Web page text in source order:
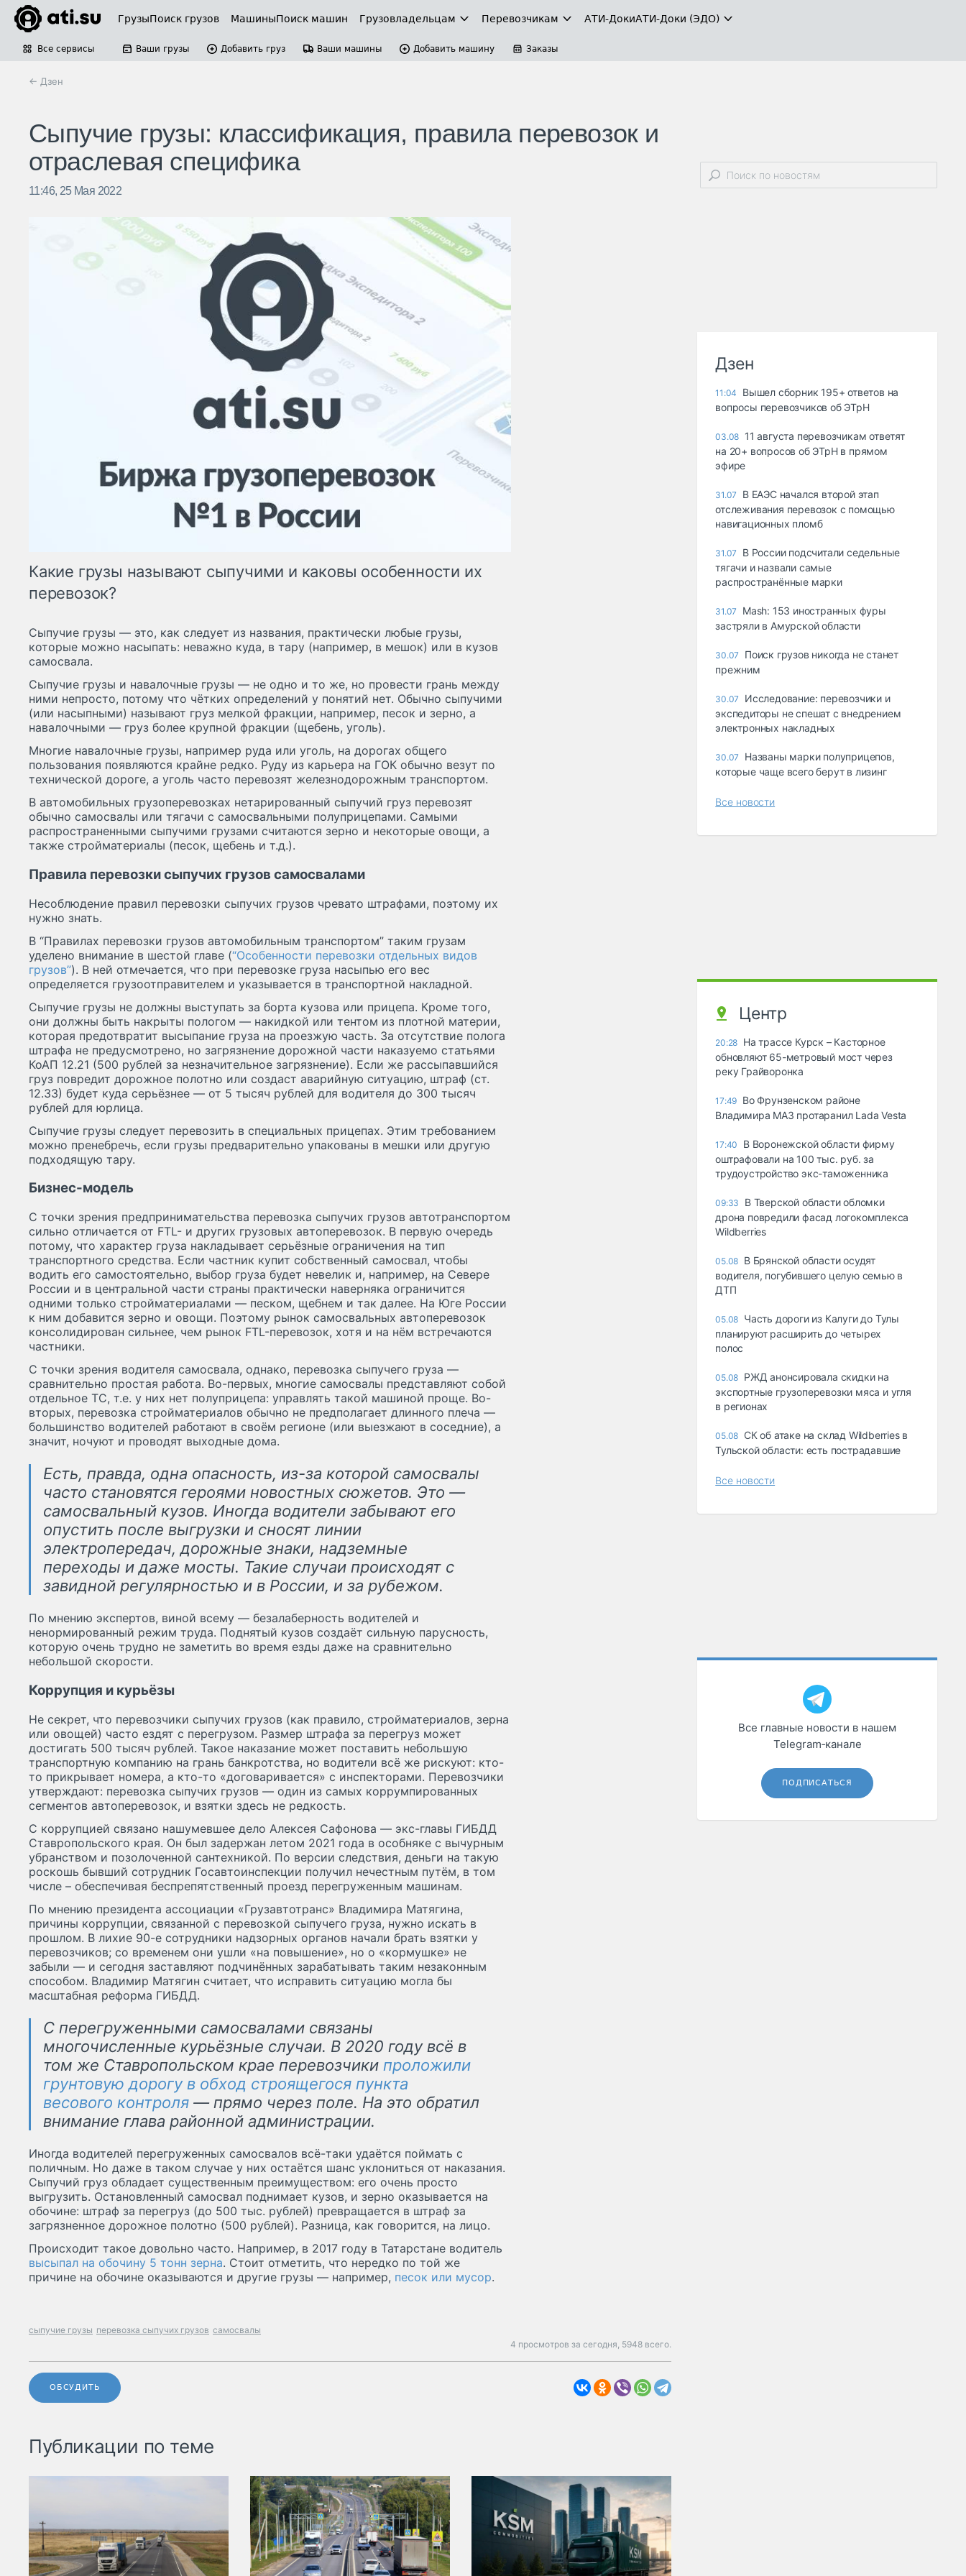
ГрузыПоиск грузов МашиныПоиск машин Грузовладельцам Перевозчикам АТИ-ДокиАТИ-Доки (ЭДО)
Все сервисы Ваши грузы Добавить груз Ваши машины Добавить машину Заказы
← Дзен
Сыпучие грузы: классификация, правила перевозок и
отраслевая специфика
11:46, 25 Мая 2022
Какие грузы называют сыпучими и каковы особенности их
перевозок?
Сыпучие грузы — это, как следует из названия, практически любые грузы,
которые можно насыпать: неважно куда, в тару (например, в мешок) или в кузов
самосвала.
Сыпучие грузы и навалочные грузы — не одно и то же, но провести грань между
ними непросто, потому что чётких определений у понятий нет. Обычно сыпучими
(или насыпными) называют груз мелкой фракции, например, песок и зерно, а
навалочными — груз более крупной фракции (щебень, уголь).
Многие навалочные грузы, например руда или уголь, на дорогах общего
пользования появляются крайне редко. Руду из карьера на ГОК обычно везут по
технической дороге, а уголь часто перевозят железнодорожным транспортом.
В автомобильных грузоперевозках нетарированный сыпучий груз перевозят
обычно самосвалы или тягачи с самосвальными полуприцепами. Самыми
распространенными сыпучими грузами считаются зерно и некоторые овощи, а
также стройматериалы (песок, щебень и т.д.).
Правила перевозки сыпучих грузов самосвалами
Несоблюдение правил перевозки сыпучих грузов чревато штрафами, поэтому их
нужно знать.
В “Правилах перевозки грузов автомобильным транспортом” таким грузам
уделено внимание в шестой главе (“Особенности перевозки отдельных видов
грузов”). В ней отмечается, что при перевозке груза насыпью его вес
определяется грузоотправителем и указывается в транспортной накладной.
Сыпучие грузы не должны выступать за борта кузова или прицепа. Кроме того,
они должны быть накрыты пологом — накидкой или тентом из плотной материи,
которая предотвратит высыпание груза на проезжую часть. За отсутствие полога
штрафа не предусмотрено, но загрязнение дорожной части наказуемо статьями
КоАП 12.21 (500 рублей за незначительное загрязнение). Если же рассыпавшийся
груз повредит дорожное полотно или создаст аварийную ситуацию, штраф (ст.
12.33) будет куда серьёзнее — от 5 тысяч рублей для водителя до 300 тысяч
рублей для юрлица.
Сыпучие грузы следует перевозить в специальных прицепах. Этим требованием
можно пренебречь, если грузы предварительно упакованы в мешки или другую
подходящую тару.
Бизнес-модель
С точки зрения предпринимательства перевозка сыпучих грузов автотранспортом
сильно отличается от FTL- и других грузовых автоперевозок. В первую очередь
потому, что характер груза накладывает серьёзные ограничения на тип
транспортного средства. Если частник купит собственный самосвал, чтобы
водить его самостоятельно, выбор груза будет невелик и, например, на Севере
России и в центральной части страны практически наверняка ограничится
одними только стройматериалами — песком, щебнем и так далее. На Юге России
к ним добавится зерно и овощи. Поэтому рынок самосвальных автоперевозок
консолидирован сильнее, чем рынок FTL-перевозок, хотя и на нём встречаются
частники.
С точки зрения водителя самосвала, однако, перевозка сыпучего груза —
сравнительно простая работа. Во-первых, многие самосвалы представляют собой
отдельное ТС, т.е. у них нет полуприцепа: управлять такой машиной проще. Во-
вторых, перевозка стройматериалов обычно не предполагает длинного плеча —
большинство водителей работают в своём регионе (или выезжают в соседние), а
значит, ночуют и проводят выходные дома.
Есть, правда, одна опасность, из-за которой самосвалы
часто становятся героями новостных сюжетов. Это —
самосвальный кузов. Иногда водители забывают его
опустить после выгрузки и сносят линии
электропередач, дорожные знаки, надземные
переходы и даже мосты. Такие случаи происходят с
завидной регулярностью и в России, и за рубежом.
По мнению экспертов, виной всему — безалаберность водителей и
ненормированный режим труда. Поднятый кузов создаёт сильную парусность,
которую очень трудно не заметить во время езды даже на сравнительно
небольшой скорости.
Коррупция и курьёзы
Не секрет, что перевозчики сыпучих грузов (как правило, стройматериалов, зерна
или овощей) часто ездят с перегрузом. Размер штрафа за перегруз может
достигать 500 тысяч рублей. Такое наказание может поставить небольшую
транспортную компанию на грань банкротства, но водители всё же рискуют: кто-
то прикрывает номера, а кто-то «договаривается» с инспекторами. Перевозчики
утверждают: перевозка сыпучих грузов — один из самых коррумпированных
сегментов автоперевозок, и взятки здесь не редкость.
С коррупцией связано нашумевшее дело Алексея Сафонова — экс-главы ГИБДД
Ставропольского края. Он был задержан летом 2021 года в особняке с вычурным
убранством и позолоченной сантехникой. По версии следствия, деньги на такую
роскошь бывший сотрудник Госавтоинспекции получил нечестным путём, в том
числе – обеспечивая беспрепятственный проезд перегруженным машинам.
По мнению президента ассоциации «Грузавтотранс» Владимира Матягина,
причины коррупции, связанной с перевозкой сыпучего груза, нужно искать в
прошлом. В лихие 90-е сотрудники надзорных органов начали брать взятки у
перевозчиков; со временем они ушли «на повышение», но о «кормушке» не
забыли — и сегодня заставляют подчинённых зарабатывать таким незаконным
способом. Владимир Матягин считает, что исправить ситуацию могла бы
масштабная реформа ГИБДД.
С перегруженными самосвалами связаны
многочисленные курьёзные случаи. В 2020 году всё в
том же Ставропольском крае перевозчики проложили
грунтовую дорогу в обход строящегося пункта
весового контроля — прямо через поле. На это обратил
внимание глава районной администрации.
Иногда водителей перегруженных самосвалов всё-таки удаётся поймать с
поличным. Но даже в таком случае у них остаётся шанс уклониться от наказания.
Сыпучий груз обладает существенным преимуществом: его очень просто
выгрузить. Остановленный самосвал поднимает кузов, и зерно оказывается на
обочине: штраф за перегруз (до 500 тыс. рублей) превращается в штраф за
загрязненное дорожное полотно (500 рублей). Разница, как говорится, на лицо.
Происходит такое довольно часто. Например, в 2017 году в Татарстане водитель
высыпал на обочину 5 тонн зерна. Стоит отметить, что нередко по той же
причине на обочине оказываются и другие грузы — например, песок или мусор.
сыпучие грузы перевозка сыпучих грузов самосвалы
4 просмотров за сегодня, 5948 всего.
ОБСУДИТЬ
Публикации по теме
Дзен
11:04
Вышел сборник 195+ ответов на
вопросы перевозчиков об ЭТрН
03.08 11 августа перевозчикам ответят
на 20+ вопросов об ЭТрН в прямом
эфире
31.07
В ЕАЭС начался второй этап
отслеживания перевозок с помощью
навигационных пломб
31.07
В России подсчитали седельные
тягачи и назвали самые
распространённые марки
31.07
Mash: 153 иностранных фуры
застряли в Амурской области
30.07
Поиск грузов никогда не станет
прежним
30.07
Исследование: перевозчики и
экспедиторы не спешат с внедрением
электронных накладных
30.07
Названы марки полуприцепов,
которые чаще всего берут в лизинг
Все новости
Центр
20:28 На трассе Курск – Касторное
обновляют 65-метровый мост через
реку Грайворонка
17:49 Во Фрунзенском районе
Владимира МАЗ протаранил Lada Vesta
17:40
В Воронежской области фирму
оштрафовали на 100 тыс. руб. за
трудоустройство экс-таможенника
09:33
В Тверской области обломки
дрона повредили фасад логокомплекса
Wildberries
05.08 В Брянской области осудят
водителя, погубившего целую семью в
ДТП
05.08 Часть дороги из Калуги до Тулы
планируют расширить до четырех
полос
05.08 РЖД анонсировала скидки на
экспортные грузоперевозки мяса и угля
в регионах
05.08 СК об атаке на склад Wildberries в
Тульской области: есть пострадавшие
Все новости
Все главные новости в нашем
Telegram‑канале
ПОДПИСАТЬСЯ